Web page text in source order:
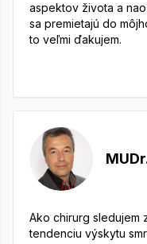
aspektov života a
sa premietajú do
to veľmi ďakujem.
Ako chirurg sledujem
tendenciu výskytu